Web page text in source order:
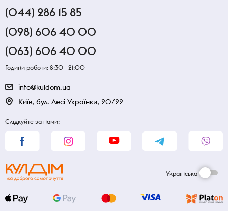
(044) 286 15 85
(098) 606 40 00
(063) 606 40 00
Години роботи: 8:30—21:00
info@kuldom.ua
Київ, бул. Лесі Українки, 20/22
Слідкуйте за нами:
Українська